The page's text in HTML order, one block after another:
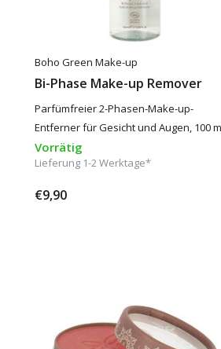
Boho Green Make-up
Bi-Phase Make-up Remover
Parfümfreier 2-Phasen-Make-up-
Entferner für Gesicht und Augen, 100
Vorrätig
Lieferung 1-2 Werktage*
€9,90